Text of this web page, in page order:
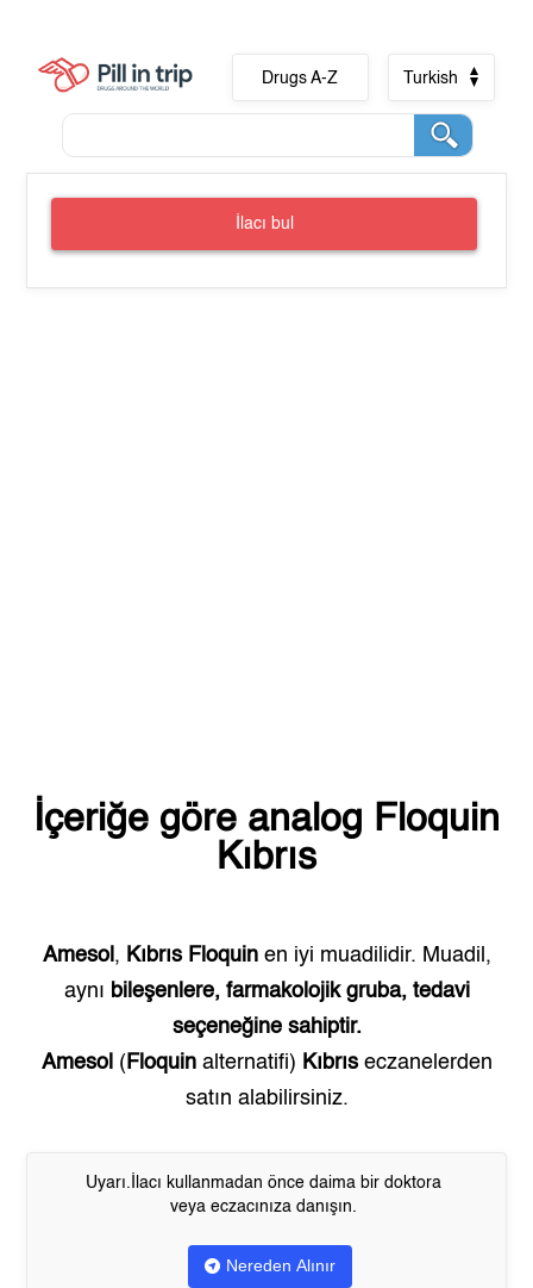
Drugs A-Z Turkish
İlacı bul
İçeriğe göre analog Floquin
Kıbrıs
Amesol , Kıbrıs Floquinen iyi muadilidir. Muadil,
aynı bileşenlere, farmakolojik gruba, tedavi
seçeneğine sahiptir.
Amesol ( Floquinalternatifi) Kıbrıseczanelerden
satın alabilirsiniz.
Uyarı.İlacı kullanmadan önce daima bir doktora
veya eczacınıza danışın.
Nereden Alınır